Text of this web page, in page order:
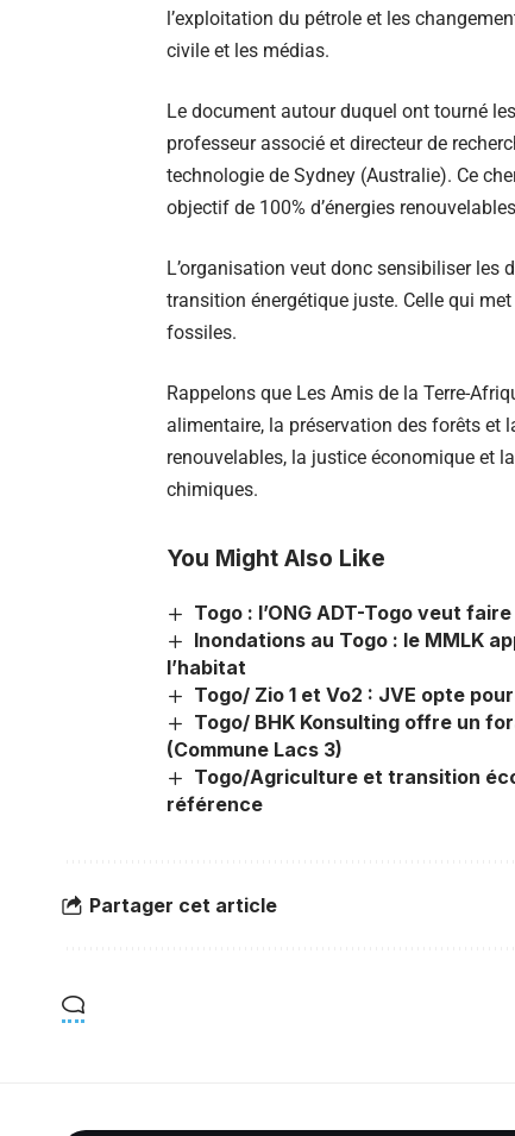
l’exploitation du pétrole et les
civile et les médias.
Le document autour duquel ont tourné
professeur associé et directeur de
technologie de Sydney (Australie). Ce
objectif de 100% d’énergies
L’organisation veut donc sensibiliser les
transition énergétique juste. Celle qui
fossiles.
Rappelons que Les Amis de la Terre-
alimentaire, la préservation des forêts et
renouvelables, la justice économique et
chimiques.
You Might Also Like
Togo : l’ONG ADT-Togo veut
Inondations au Togo : le MMLK
l’habitat
Togo/ Zio 1 et Vo2 : JVE opte
Togo/ BHK Konsulting offre un
(Commune Lacs 3)
Togo/Agriculture et transition
référence
Partager cet article